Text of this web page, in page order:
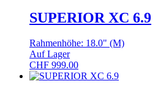
SUPERIOR XC 6.9
Rahmenhöhe: 18.0" (M)
Auf Lager
CHF 999.00